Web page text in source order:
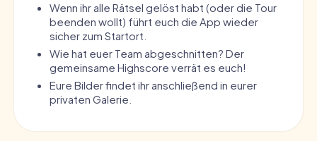
Wenn ihr alle Rätsel gelöst habt (oder die Tour
beenden wollt) führt euch die App wieder
sicher zum Startort.
Wie hat euer Team abgeschnitten? Der
gemeinsame Highscore verrät es euch!
Eure Bilder findet ihr anschließend in eurer
privaten Galerie.